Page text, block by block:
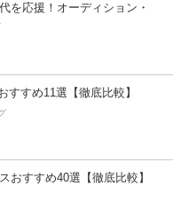
を応援！オーディション・
すすめ11選【徹底比較】
おすすめ40選【徹底比較】